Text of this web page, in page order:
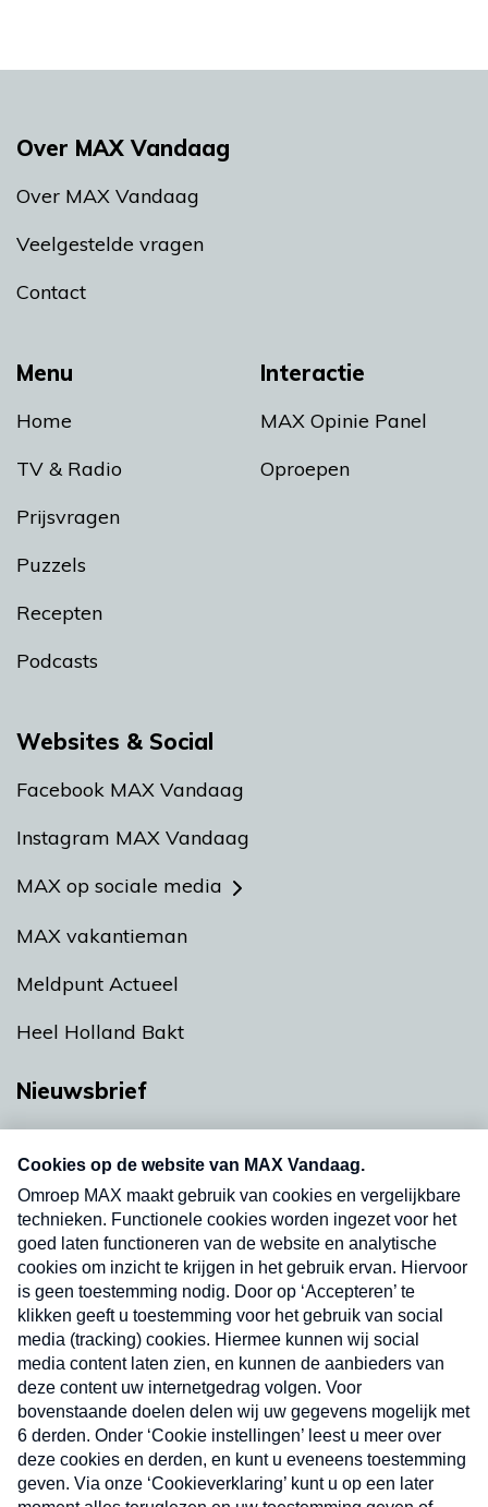
Menu
Home
TV & Radio
Prijsvragen
Puzzels
Recepten
Podcasts
Interactie
MAX Opinie Panel
Oproepen
Over MAX Vandaag
Over MAX Vandaag
Veelgestelde vragen
Contact
Websites & Social
Facebook MAX Vandaag
Instagram MAX Vandaag
MAX op sociale media
MAX vakantieman
Meldpunt Actueel
Heel Holland Bakt
Nieuwsbrief
nieuwsbrief. Elke vrijdag- en dinsdagochtend in
uw mailbox.
Verzend
Nieuwsbrief
Neem hier een gratis abonnement op onze